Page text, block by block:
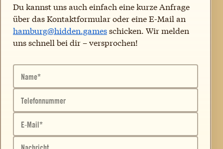
Du kannst uns auch einfach eine kurze Anfrage
über das Kontaktformular oder eine E-Mail an
hamburg@hidden.gamesschicken. Wir melden
uns schnell bei dir – versprochen!